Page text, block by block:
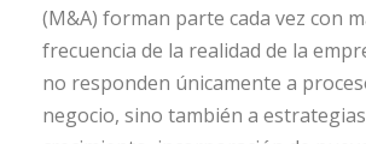
(M&A) forman parte cada vez con
frecuencia de la realidad de la
no responden únicamente a
negocio, sino también a